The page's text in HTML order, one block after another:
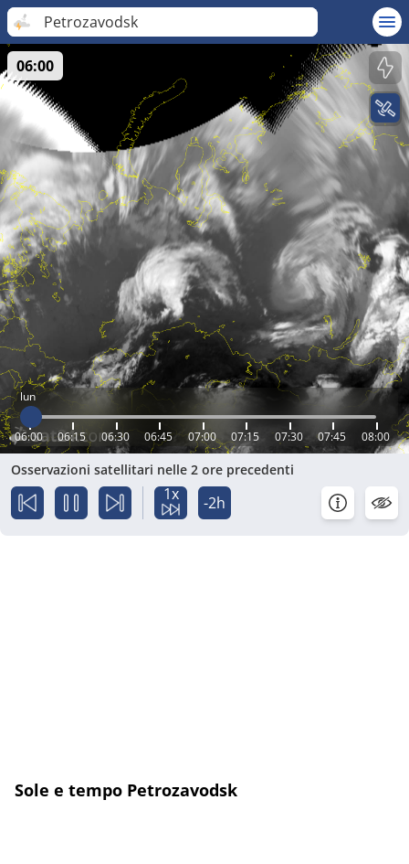
Petrozavodsk
lun
06:00 06:15 06:30 06:45 07:00 07:15 07:30 07:45 08:00
06:00
Osservazioni satellitari nelle 2 ore precedenti
1x -2h
Sole e tempo Petrozavodsk